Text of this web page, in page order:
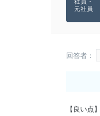
回答者：
【良い点】